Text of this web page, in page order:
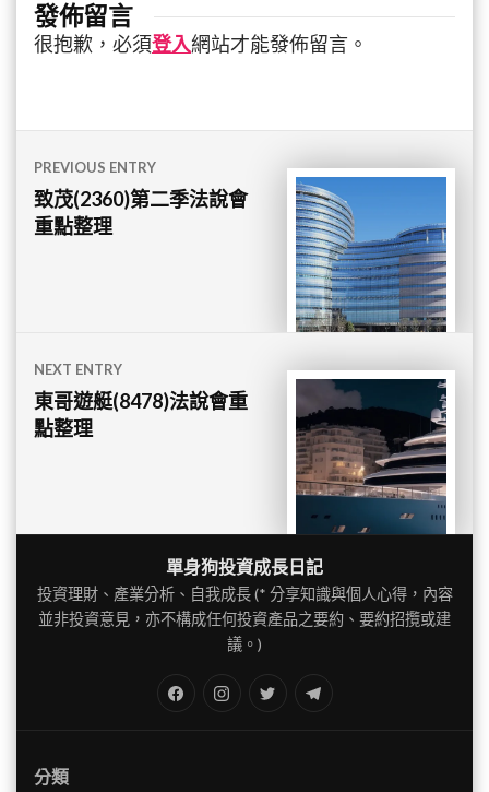
發佈留言
很抱歉，必須登入網站才能發佈留言。
文
章
導
PREVIOUS ENTRY
致茂(2360)第二季法說會
重點整理
NEXT ENTRY
東哥遊艇(8478)法說會重
點整理
單身狗投資成長日記
投資理財、產業分析、自我成長 (* 分享知識與個人心得，內容
並非投資意見，亦不構成任何投資產品之要約、要約招攬或建
議。)
Twitter
分類